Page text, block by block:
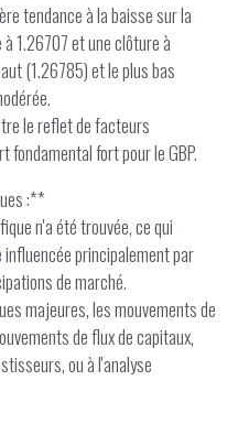
tendance à la baisse sur la
1.26707 et une clôture à
(1.26785) et le plus bas
le reflet de facteurs
fondamental fort pour le GBP.
:**
n'a été trouvée, ce qui
principalement par
de marché.
majeures, les mouvements de
de flux de capitaux,
ou à l'analyse